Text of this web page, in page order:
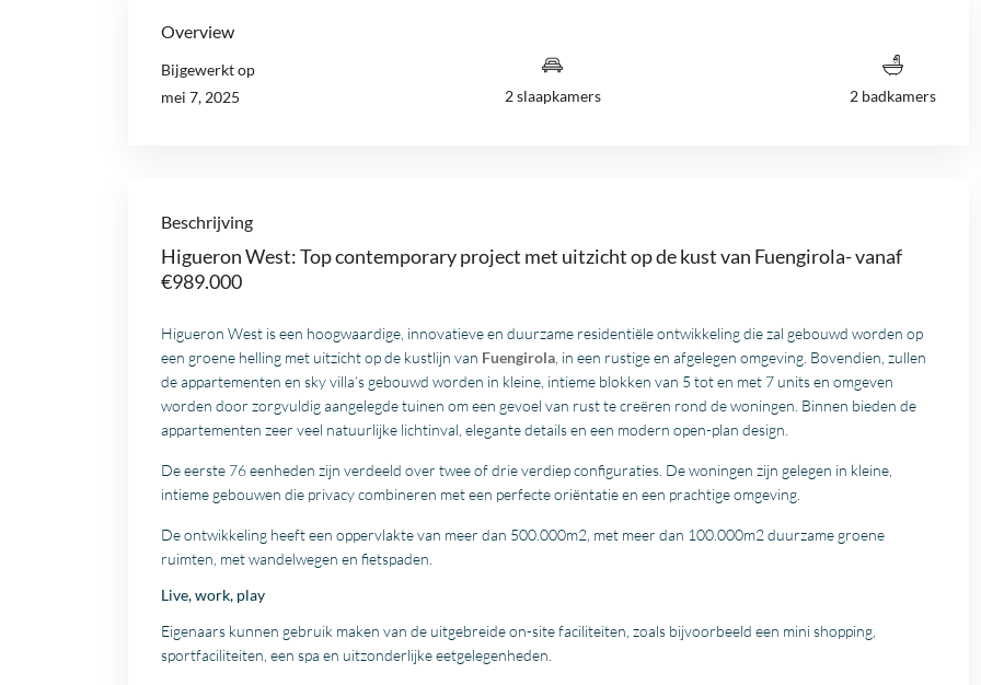
Overview
Bijgewerkt op
mei 7, 2025
2 slaapkamers 2 badkamers
Beschrijving
Higueron West: Top contemporary project met uitzicht op de kust van Fuengirola- vanaf
€989.000
Higueron West is een hoogwaardige, innovatieve en duurzame residentiële ontwikkeling die zal gebouwd worden op
een groene helling met uitzicht op de kustlijn van Fuengirola , in een rustige en afgelegen omgeving. Bovendien, zullen
de appartementen en sky villa’s gebouwd worden in kleine, intieme blokken van 5 tot en met 7 units en omgeven
worden door zorgvuldig aangelegde tuinen om een gevoel van rust te creëren rond de woningen. Binnen bieden de
appartementen zeer veel natuurlijke lichtinval, elegante details en een modern open-plan design.
De eerste 76 eenheden zijn verdeeld over twee of drie verdiep configuraties. De woningen zijn gelegen in kleine,
intieme gebouwen die privacy combineren met een perfecte oriëntatie en een prachtige omgeving.
De ontwikkeling heeft een oppervlakte van meer dan 500.000m2, met meer dan 100.000m2 duurzame groene
ruimten, met wandelwegen en fietspaden.
Live, work, play
Eigenaars kunnen gebruik maken van de uitgebreide on-site faciliteiten, zoals bijvoorbeeld een mini shopping,
sportfaciliteiten, een spa en uitzonderlijke eetgelegenheden.